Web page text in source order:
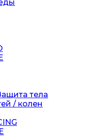
тела
/ колен